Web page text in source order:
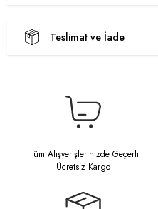
Teslimat ve İade
Tüm Alışverişlerinizde Geçerli
Ücretsiz Kargo